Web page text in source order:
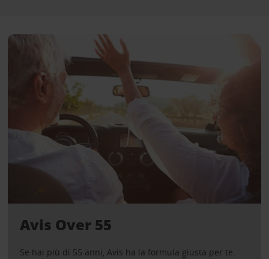
Avis Over 55
Se hai più di 55 anni, Avis ha la formula giusta per te.